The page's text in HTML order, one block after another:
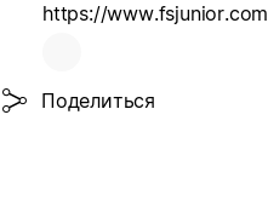
https://www.fsjunior.com
Поделиться